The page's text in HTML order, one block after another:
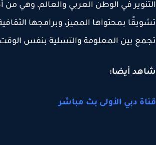
في الوطن العربي والعالم، وهي من
بمحتواها المميز، وبرامجها الثقافية
بين المعلومة والتسلية بنفس الوقت.
أيضا:
دبي الأولى بث مباشر